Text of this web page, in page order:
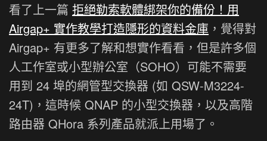
看了上一篇 拒絕勒索軟體綁架你的備份！用
Airgap+ 實作教學打造隱形的資料金庫 ，覺得對
Airgap+ 有更多了解和想實作看看，但是許多個
人工作室或小型辦公室（SOHO）可能不需要
用到 24 埠的網管型交換器 (如 QSW-M3224-
24T)，這時候 QNAP 的小型交換器，以及高階
路由器 QHora 系列產品就派上用場了。